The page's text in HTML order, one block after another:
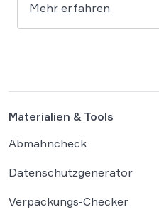
Business“ wurden die
den letzten Jahren
Mehr erfahren
Materialien & Tools
Abmahncheck
Datenschutzgenerator
Verpackungs-Checker